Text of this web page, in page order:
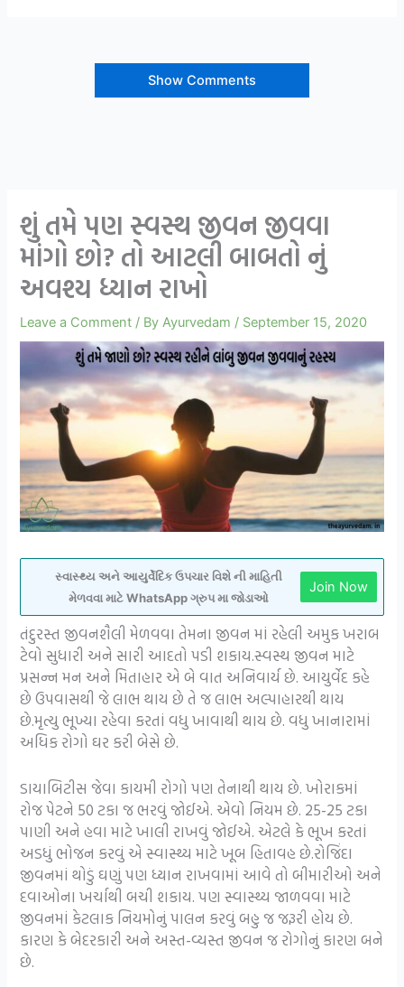
Show Comments
શું તમે પણ સ્વસ્થ જીવન જીવવા
માંગો છો? તો આટલી બાબતો નું
અવશ્ય ધ્યાન રાખો
Leave a Comment / ByAyurvedam / September 15, 2020
સ્વાસ્થ્ય અને આયુર્વેદિક ઉપચાર વિશે ની માહિતી
મેળવવા માટે WhatsApp ગ્રુપ મા જોડાઓ
Join Now
તંદુરસ્ત જીવનશૈલી મેળવવા તેમના જીવન માં રહેલી અમુક ખરાબ
ટેવો સુધારી અને સારી આદતો પડી શકાય.સ્વસ્થ જીવન માટે
પ્રસન્ન મન અને મિતાહાર એ બે વાત અનિવાર્ય છે. આયુર્વેદ કહે
છે ઉપવાસથી જે લાભ થાય છે તે જ લાભ અલ્પાહારથી થાય
છે.મૃત્યુ ભૂખ્યા રહેવા કરતાં વધુ ખાવાથી થાય છે. વધુ ખાનારામાં
અધિક રોગો ઘર કરી બેસે છે.
ડાયાબિટીસ જેવા કાયમી રોગો પણ તેનાથી થાય છે. ખોરાકમાં
રોજ પેટને 50 ટકા જ ભરવું જોઈએ. એવો નિયમ છે. 25-25 ટકા
પાણી અને હવા માટે ખાલી રાખવું જોઈએ. એટલે કે ભૂખ કરતાં
અડધું ભોજન કરવું એ સ્વાસ્થ્ય માટે ખૂબ હિતાવહ છે.રોજિંદા
જીવનમાં થોડું ઘણું પણ ધ્યાન રાખવામાં આવે તો બીમારીઓ અને
દવાઓના ખર્ચાથી બચી શકાય. પણ સ્વાસ્થ્ય જાળવવા માટે
જીવનમાં કેટલાક નિયમોનું પાલન કરવું બહુ જ જરૂરી હોય છે.
કારણ કે બેદરકારી અને અસ્ત-વ્યસ્ત જીવન જ રોગોનું કારણ બને
છે.